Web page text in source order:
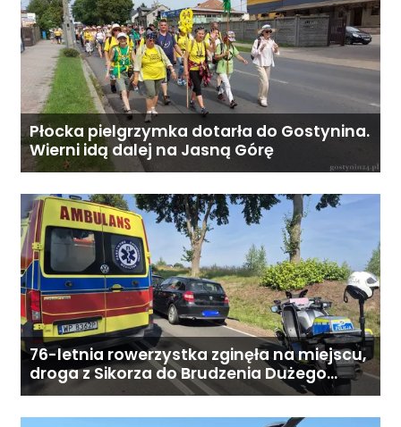
wygodny i kompaktowy – po
złożeniu bez problemu mieści się
w bagażniku auta, kamperze czy
kabinie ciężarówki. Idealny na
dojazdy, wakacje lub do
poruszania się po mieście. Stan
techniczny i wizualny bardzo
dobry. Wszystko działa bez
zarzutu. Cena: 4 490 zł (do
rozsądnej negocjacji).
Płocka pielgrzymka dotarła do Gostynina.
Wierni idą dalej na Jasną Górę
76-letnia rowerzystka zginęła na miejscu,
droga z Sikorza do Brudzenia Dużego
zablokowana